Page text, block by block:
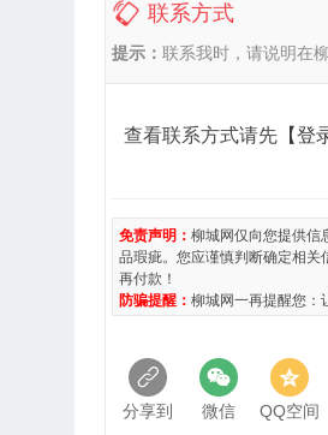
联系方式
提示： 联系我时，请说明在
查看联系方式请先 【登
免责声明： 柳城网仅向您提供信
品瑕疵。您应谨慎判断确定相关
再付款！
防骗提醒： 柳城网一再提醒您：
分享到 微信 QQ空间